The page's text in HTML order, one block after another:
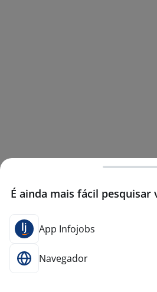
É ainda mais fácil pesquisar
App Infojobs
Navegador